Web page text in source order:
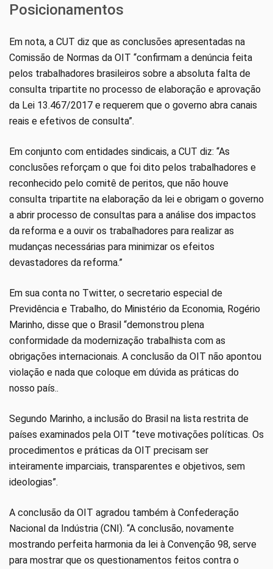
Posicionamentos
Em nota, a CUT diz que as conclusões apresentadas na
Comissão de Normas da OIT “confirmam a denúncia feita
pelos trabalhadores brasileiros sobre a absoluta falta de
consulta tripartite no processo de elaboração e aprovação
da Lei 13.467/2017 e requerem que o governo abra canais
reais e efetivos de consulta”.
Em conjunto com entidades sindicais, a CUT diz: “As
conclusões reforçam o que foi dito pelos trabalhadores e
reconhecido pelo comitê de peritos, que não houve
consulta tripartite na elaboração da lei e obrigam o governo
a abrir processo de consultas para a análise dos impactos
da reforma e a ouvir os trabalhadores para realizar as
mudanças necessárias para minimizar os efeitos
devastadores da reforma.”
Em sua conta no Twitter, o secretario especial de
Previdência e Trabalho, do Ministério da Economia, Rogério
Marinho, disse que o Brasil “demonstrou plena
conformidade da modernização trabalhista com as
obrigações internacionais. A conclusão da OIT não apontou
violação e nada que coloque em dúvida as práticas do
nosso país..
Segundo Marinho, a inclusão do Brasil na lista restrita de
países examinados pela OIT “teve motivações políticas. Os
procedimentos e práticas da OIT precisam ser
inteiramente imparciais, transparentes e objetivos, sem
ideologias”.
A conclusão da OIT agradou também à Confederação
Nacional da Indústria (CNI). “A conclusão, novamente
mostrando perfeita harmonia da lei à Convenção 98, serve
para mostrar que os questionamentos feitos contra o